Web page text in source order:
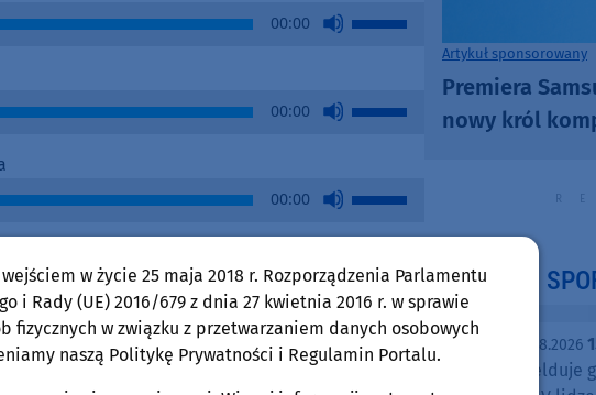
00:00
Use
to
decrease
00:00
Use
to
increase
decrease
volume.
00:00
Use
Arrow
keys
to
increase
or
00:00
Use
Up/Down
Arrow
keys
Artykuł sponsorowany
Premiera
nowy król
piątek, 07.08.2026
Raciąż melduje
wejściem w życie 25 maja 2018 r. Rozporządzenia Parlamentu
i Rady (UE) 2016/679 z dnia 27 kwietnia 2016 r. w sprawie
fizycznych w związku z przetwarzaniem danych osobowych
naszą Politykę Prywatności i Regulamin Portalu.